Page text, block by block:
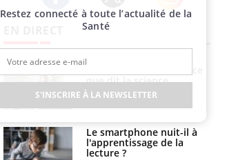
Facebook Twitter Instagram
que dit la science
Le smartphone nuit-il à
l'apprentissage de la
lecture ?
Restez connecté à toute l’actualité de la
Santé
S'INSCRIRE À LA NEWSLETTER